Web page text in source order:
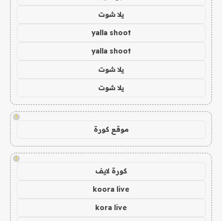
يلا شوت
yalla shoot
yalla shoot
يلا شوت
يلا شوت
!
موقع كورة
!
كورة لايف
koora live
kora live